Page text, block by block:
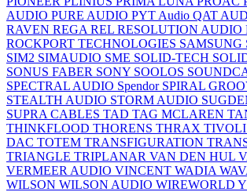
AUDIO PURE AUDIO PYT Audio QAT
RAVEN REGA REL RESOLUTION AUDIO
ROCKPORT TECHNOLOGIES SAMSUNG
SIM2 SIMAUDIO SME SOLID-TECH
SONUS FABER SONY SOOLOS
SPECTRAL AUDIO Spendor SPIRAL
STEALTH AUDIO STORM AUDIO
SUPRA CABLES TAD TAG MCLAREN
THINKFLOOD THORENS THRAX
DAC TOTEM TRANSFIGURATION
TRIANGLE TRIPLANAR VAN DEN HUL
VERMEER AUDIO VINCENT WADIA
WILSON WILSON AUDIO WIREWORLD